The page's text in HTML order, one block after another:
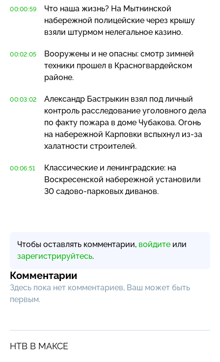
00:00:59
Что наша жизнь? На Мытнинской
набережной полицейские через крышу
взяли штурмом нелегальное казино.
00:02:05
Вооружены и не опасны: смотр зимней
техники прошел в Красногвардейском
районе.
00:03:02
Александр Бастрыкин взял под личный
контроль расследование уголовного дела
по факту пожара в доме Чубакова. Огонь
на набережной Карповки вспыхнул из-за
халатности строителей.
00:06:51
Классические и ленинградские: на
Воскресенской набережной установили
30 садово-парковых диванов.
Чтобы оставлять комментарии, войдите или
зарегистрируйтесь.
Комментарии
Здесь пока нет комментариев, Ваш может быть
первым.
НТВ В МАКСЕ